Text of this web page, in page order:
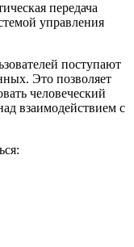
передача
управления
поступают
Это позволяет
человеческий
взаимодействием с